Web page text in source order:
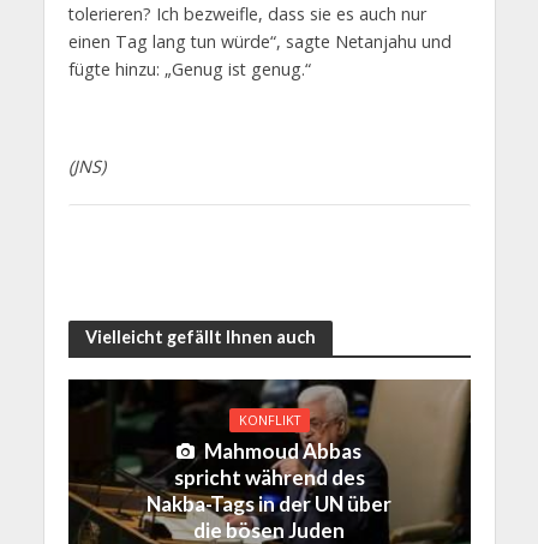
tolerieren? Ich bezweifle, dass sie es auch nur
einen Tag lang tun würde“, sagte Netanjahu und
fügte hinzu: „Genug ist genug.“
(JNS)
Vielleicht gefällt Ihnen auch
KONFLIKT
Mahmoud Abbas
spricht während des
Nakba-Tags in der UN über
die bösen Juden